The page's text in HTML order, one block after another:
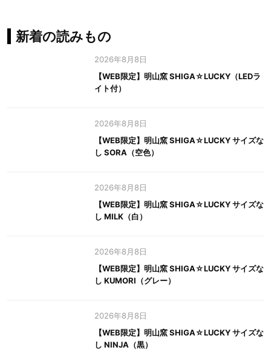
新着の読みもの
2026年8月8日
【WEB限定】明山窯 SHIGA☆LUCKY（LEDラ
イト付）
2026年8月8日
【WEB限定】明山窯 SHIGA☆LUCKY サイズな
し SORA（空色）
2026年8月8日
【WEB限定】明山窯 SHIGA☆LUCKY サイズな
し MILK（白）
2026年8月8日
【WEB限定】明山窯 SHIGA☆LUCKY サイズな
し KUMORI（グレー）
2026年8月8日
【WEB限定】明山窯 SHIGA☆LUCKY サイズな
し NINJA（黒）